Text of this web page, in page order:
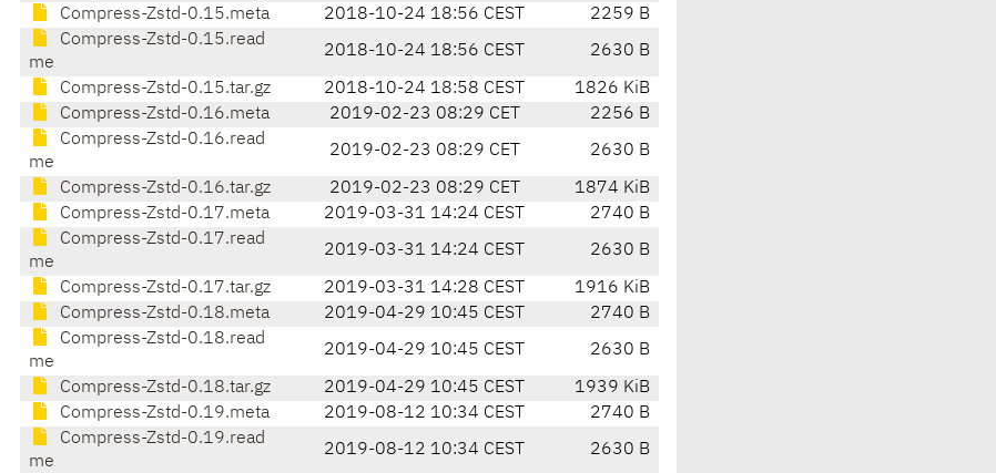
Compress-Zstd-0.15.meta
2018-10-24 18:56 CEST
2259 B
Compress-Zstd-0.15.read
me
2018-10-24 18:56 CEST 2630 B
Compress-Zstd-0.15.tar.gz 2018-10-24 18:58 CEST
1826 KiB
Compress-Zstd-0.16.meta
2019-02-23 08:29 CET
2256 B
Compress-Zstd-0.16.read
me
2019-02-23 08:29 CET 2630 B
Compress-Zstd-0.16.tar.gz 2019-02-23 08:29 CET
1874 KiB
Compress-Zstd-0.17.meta
2019-03-31 14:24 CEST
2740 B
Compress-Zstd-0.17.read
me
2019-03-31 14:24 CEST 2630 B
Compress-Zstd-0.17.tar.gz 2019-03-31 14:28 CEST
1916 KiB
Compress-Zstd-0.18.meta
2019-04-29 10:45 CEST
2740 B
Compress-Zstd-0.18.read
me
2019-04-29 10:45 CEST 2630 B
Compress-Zstd-0.18.tar.gz 2019-04-29 10:45 CEST
1939 KiB
Compress-Zstd-0.19.meta
2019-08-12 10:34 CEST
2740 B
Compress-Zstd-0.19.read
me
2019-08-12 10:34 CEST 2630 B